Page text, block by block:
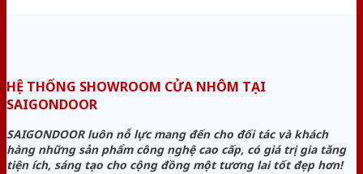
HỆ THỐNG SHOWROOM CỬA NHÔM TẠI
SAIGONDOOR
SAIGONDOOR luôn nỗ lực mang đến cho đối tác và khách
hàng những sản phẩm công nghệ cao cấp, có giá trị gia tăng
tiện ích, sáng tạo cho cộng đồng một tương lai tốt đẹp hơn!